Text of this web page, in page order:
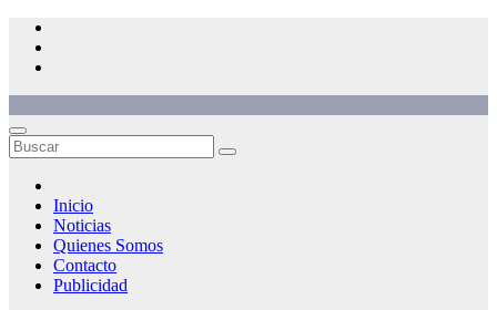
Saltar
contenido
Inicio
Noticias
Quienes Somos
Contacto
Publicidad